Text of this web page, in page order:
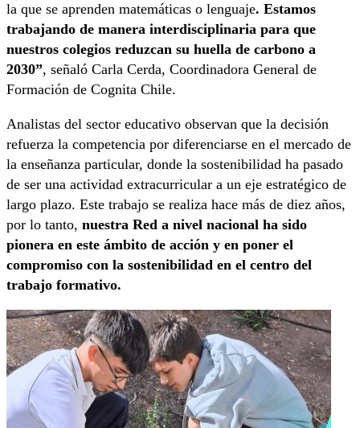
la que se aprenden matemáticas o lenguaje. Estamos
trabajando de manera interdisciplinaria para que
nuestros colegios reduzcan su huella de carbono a
2030”, señaló Carla Cerda, Coordinadora General de
Formación de Cognita Chile.
Analistas del sector educativo observan que la decisión
refuerza la competencia por diferenciarse en el mercado de
la enseñanza particular, donde la sostenibilidad ha pasado
de ser una actividad extracurricular a un eje estratégico de
largo plazo. Este trabajo se realiza hace más de diez años,
por lo tanto, nuestra Red a nivel nacional ha sido
pionera en este ámbito de acción y en poner el
compromiso con la sostenibilidad en el centro del
trabajo formativo.